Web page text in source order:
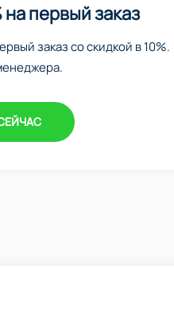
первый заказ
заказ со скидкой в 10%.